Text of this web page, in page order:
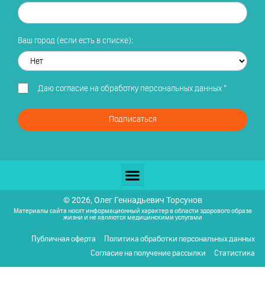
Ваш город (если есть в списке):
Даю согласие на обработку персональных данных*
Подписаться
© 2026, Олег Геннадьевич Торсунов
Материалы сайта носят информационный характер в области здорового образа
жизни и не являются медицинскими услугами
Публичная оферта
Политика обработки персональных данных
Согласие на получение рассылки
Статистика